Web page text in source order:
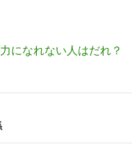
になれない人はだれ？